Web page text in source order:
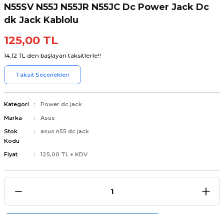
N55SV N55J N55JR N55JC Dc Power Jack Dc
dk Jack Kablolu
125,00 TL
14,12 TL den başlayan taksitlerle!!
Taksit Seçenekleri
Kategori
Power dc jack
Marka
Asus
Stok
Kodu
asus n55 dc jack
Fiyat 125,00 TL + KDV